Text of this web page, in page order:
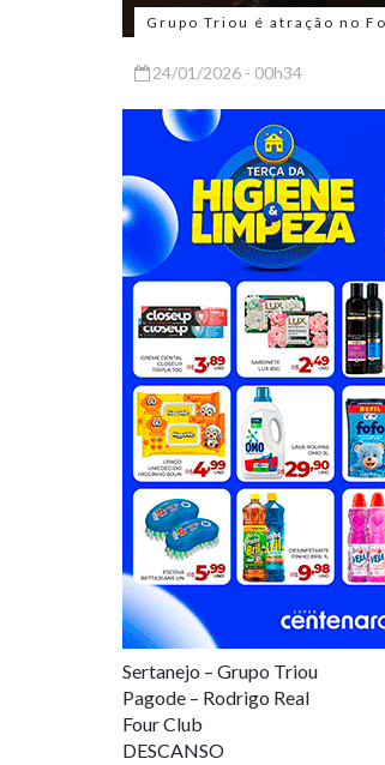
Grupo Triou é atração no
24/01/2026 - 00h34
Sertanejo – Grupo Triou
Pagode – Rodrigo Real
Four Club
DESCANSO